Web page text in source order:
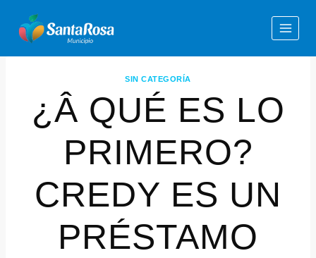
SIN CATEGORÍA
¿Â QUÉ ES LO
PRIMERO?
CREDY ES UN
PRÉSTAMO